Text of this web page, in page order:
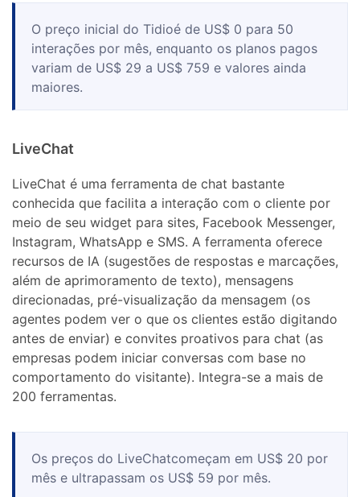
O preço inicial do Tidioé de US$ 0 para 50
interações por mês, enquanto os planos pagos
variam de US$ 29 a US$ 759 e valores ainda
maiores.
LiveChat
LiveChat é uma ferramenta de chat bastante
conhecida que facilita a interação com o cliente por
meio de seu widget para sites, Facebook Messenger,
Instagram, WhatsApp e SMS. A ferramenta oferece
recursos de IA (sugestões de respostas e marcações,
além de aprimoramento de texto), mensagens
direcionadas, pré-visualização da mensagem (os
agentes podem ver o que os clientes estão digitando
antes de enviar) e convites proativos para chat (as
empresas podem iniciar conversas com base no
comportamento do visitante). Integra-se a mais de
200 ferramentas.
Os preços do LiveChatcomeçam em US$ 20 por
mês e ultrapassam os US$ 59 por mês.